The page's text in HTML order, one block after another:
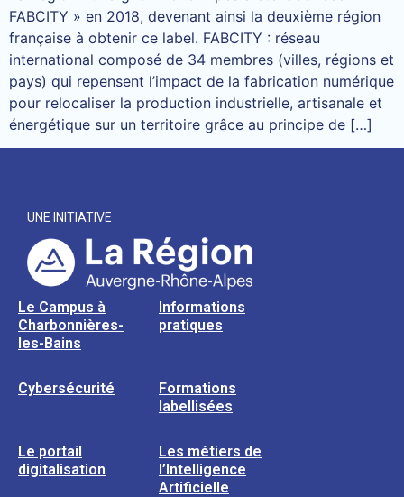
FABCITY » en 2018, devenant ainsi la deuxième région
française à obtenir ce label. FABCITY : réseau
international composé de 34 membres (villes, régions et
pays) qui repensent l’impact de la fabrication numérique
pour relocaliser la production industrielle, artisanale et
énergétique sur un territoire grâce au principe de […]
UNE INITIATIVE
Le Campus à
Charbonnières-
les-Bains
Informations
pratiques
Cybersécurité
Formations
labellisées
Le portail
digitalisation
Les métiers de
l’Intelligence
Artificielle